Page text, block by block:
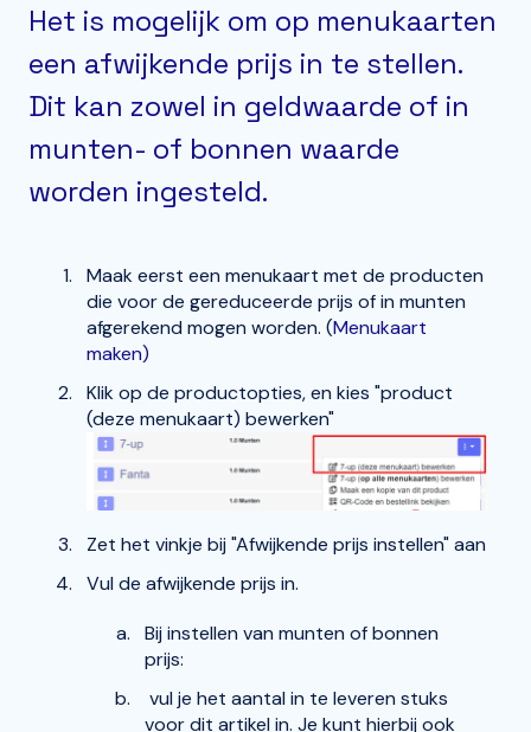
Het is mogelijk om op menukaarten
een afwijkende prijs in te stellen.
Dit kan zowel in geldwaarde of in
munten- of bonnen waarde
worden ingesteld.
Maak eerst een menukaart met de producten
die voor de gereduceerde prijs of in munten
afgerekend mogen worden. (Menukaart
maken)
Klik op de productopties, en kies "product
(deze menukaart) bewerken"
Zet het vinkje bij "Afwijkende prijs instellen" aan
Vul de afwijkende prijs in.
Bij instellen van munten of bonnen
prijs:
vul je het aantal in te leveren stuks
voor dit artikel in. Je kunt hierbij ook